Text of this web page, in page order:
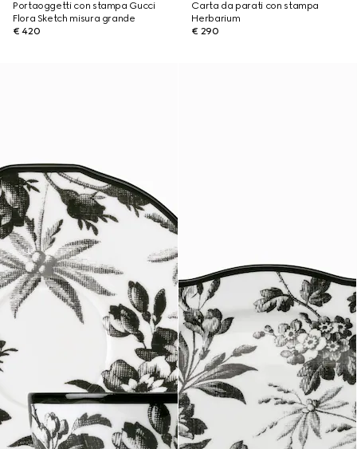
Portaoggetti con stampa Gucci
Flora Sketch misura grande
€ 420
Carta da parati con stampa
Herbarium
€ 290